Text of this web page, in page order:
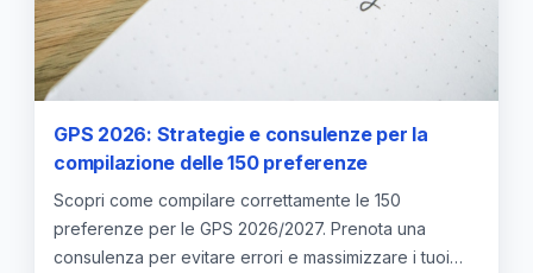
GPS 2026: Strategie e consulenze per la
compilazione delle 150 preferenze
Scopri come compilare correttamente le 150
preferenze per le GPS 2026/2027. Prenota una
consulenza per evitare errori e massimizzare i tuoi